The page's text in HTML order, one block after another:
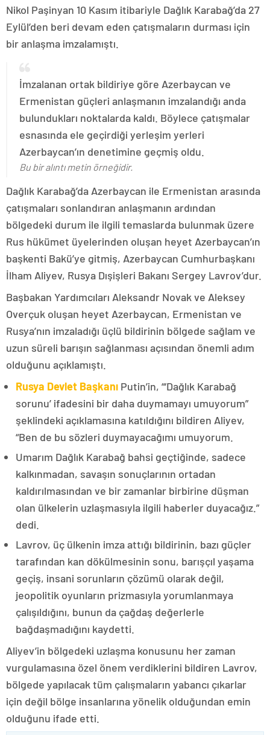
Nikol Paşinyan 10 Kasım itibariyle Dağlık Karabağ’da 27
Eylül’den beri devam eden çatışmaların durması için
bir anlaşma imzalamıştı.
İmzalanan ortak bildiriye göre Azerbaycan ve
Ermenistan güçleri anlaşmanın imzalandığı anda
bulundukları noktalarda kaldı. Böylece çatışmalar
esnasında ele geçirdiği yerleşim yerleri
Azerbaycan’ın denetimine geçmiş oldu.
Bu bir alıntı metin örneğidir.
Dağlık Karabağ’da Azerbaycan ile Ermenistan arasında
çatışmaları sonlandıran anlaşmanın ardından
bölgedeki durum ile ilgili temaslarda bulunmak üzere
Rus hükümet üyelerinden oluşan heyet Azerbaycan’ın
başkenti Bakü’ye gitmiş, Azerbaycan Cumhurbaşkanı
İlham Aliyev, Rusya Dışişleri Bakanı Sergey Lavrov’dur.
Başbakan Yardımcıları Aleksandr Novak ve Aleksey
Overçuk oluşan heyet Azerbaycan, Ermenistan ve
Rusya’nın imzaladığı üçlü bildirinin bölgede sağlam ve
uzun süreli barışın sağlanması açısından önemli adım
olduğunu açıklamıştı.
Rusya Devlet Başkanı Putin’in, “‘Dağlık Karabağ
sorunu’ ifadesini bir daha duymamayı umuyorum”
şeklindeki açıklamasına katıldığını bildiren Aliyev,
“Ben de bu sözleri duymayacağımı umuyorum.
Umarım Dağlık Karabağ bahsi geçtiğinde, sadece
kalkınmadan, savaşın sonuçlarının ortadan
kaldırılmasından ve bir zamanlar birbirine düşman
olan ülkelerin uzlaşmasıyla ilgili haberler duyacağız.”
dedi.
Lavrov, üç ülkenin imza attığı bildirinin, bazı güçler
tarafından kan dökülmesinin sonu, barışçıl yaşama
geçiş, insani sorunların çözümü olarak değil,
jeopolitik oyunların prizmasıyla yorumlanmaya
çalışıldığını, bunun da çağdaş değerlerle
bağdaşmadığını kaydetti.
Aliyev’in bölgedeki uzlaşma konusunu her zaman
vurgulamasına özel önem verdiklerini bildiren Lavrov,
bölgede yapılacak tüm çalışmaların yabancı çıkarlar
için değil bölge insanlarına yönelik olduğundan emin
olduğunu ifade etti.